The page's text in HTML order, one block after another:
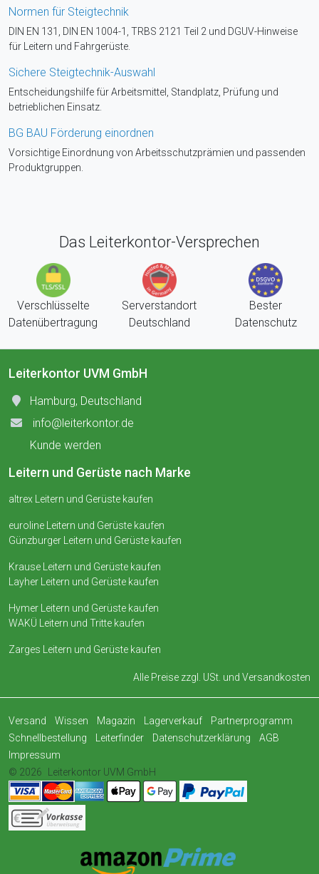
Normen für Steigtechnik
DIN EN 131, DIN EN 1004-1, TRBS 2121 Teil 2 und DGUV-Hinweise
für Leitern und Fahrgerüste.
Sichere Steigtechnik-Auswahl
Entscheidungshilfe für Arbeitsmittel, Standplatz, Prüfung und
betrieblichen Einsatz.
BG BAU Förderung einordnen
Vorsichtige Einordnung von Arbeitsschutzprämien und passenden
Produktgruppen.
Das Leiterkontor-Versprechen
Verschlüsselte
Datenübertragung
Serverstandort
Deutschland
Bester
Datenschutz
Leiterkontor UVM GmbH
Hamburg, Deutschland
info@leiterkontor.de
Kunde werden
Leitern und Gerüste nach Marke
altrex Leitern und Gerüste kaufen
euroline Leitern und Gerüste kaufen
Günzburger Leitern und Gerüste kaufen
Krause Leitern und Gerüste kaufen
Layher Leitern und Gerüste kaufen
Hymer Leitern und Gerüste kaufen
WAKÜ Leitern und Tritte kaufen
Zarges Leitern und Gerüste kaufen
Alle Preise zzgl. USt. und Versandkosten
Versand Wissen Magazin Lagerverkauf
Partnerprogramm
Schnellbestellung
Leiterfinder Datenschutzerklärung
AGB
Impressum
© 2026
Leiterkontor UVM GmbH